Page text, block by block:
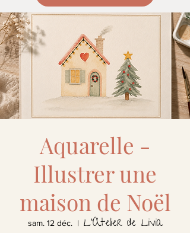
Aquarelle -
Illustrer une
maison de Noël
sam. 12 déc.
  |
L'Atelier de Livia